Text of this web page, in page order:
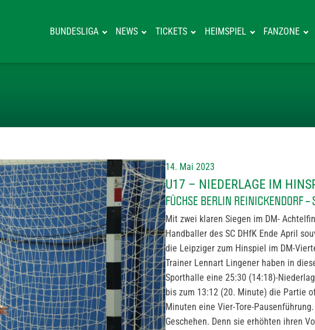
BUNDESLIGA NEWS TICKETS HEIMSPIEL FANZONE
14. Mai 2023
U17 – NIEDERLAGE IM
FÜCHSE BERLIN REINICKENDORF
Mit zwei klaren Siegen im DM-
Handballer des SC DHfK Ende April
die Leipziger zum Hinspiel im DM-
Trainer Lennart Lingener haben in
Sporthalle eine 25:30 (14:18)-
bis zum 13:12 (20. Minute) die Partie
Minuten eine Vier-Tore-
Geschehen. Denn sie erhöhten ihren